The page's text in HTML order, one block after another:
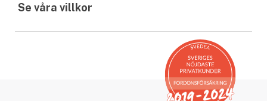
Se våra villkor